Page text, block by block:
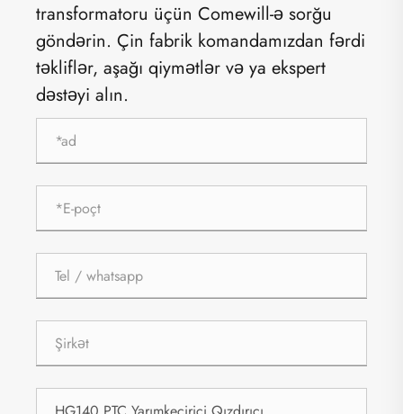
transformatoru üçün Comewill-ə sorğu
göndərin. Çin fabrik komandamızdan fərdi
təkliflər, aşağı qiymətlər və ya ekspert
dəstəyi alın.